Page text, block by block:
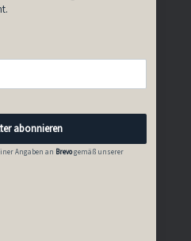
abonnieren
Angaben an Brevogemäß unserer